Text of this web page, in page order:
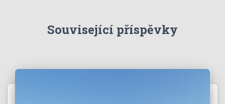
Související příspěvky